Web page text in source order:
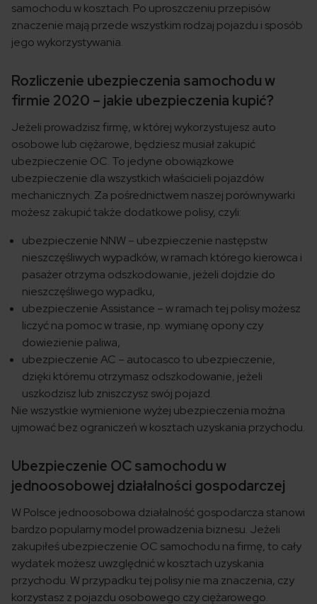
samochodu w kosztach. Po uproszczeniu przepisów
znaczenie mają przede wszystkim rodzaj pojazdu i sposób
jego wykorzystywania.
Rozliczenie ubezpieczenia samochodu w
firmie 2020 – jakie ubezpieczenia kupić?
Jeżeli prowadzisz firmę, w której wykorzystujesz auto
osobowe lub ciężarowe, będziesz musiał zakupić
ubezpieczenie OC. To jedyne obowiązkowe
ubezpieczenie dla wszystkich właścicieli pojazdów
mechanicznych. Za pośrednictwem naszej porównywarki
możesz zakupić także dodatkowe polisy, czyli:
ubezpieczenie NNW – ubezpieczenie następstw
nieszczęśliwych wypadków, w ramach którego kierowca i
pasażer otrzyma odszkodowanie, jeżeli dojdzie do
nieszczęśliwego wypadku,
ubezpieczenie Assistance – w ramach tej polisy możesz
liczyć na pomoc w trasie, np. wymianę opony czy
dowiezienie paliwa,
ubezpieczenie AC – autocasco to ubezpieczenie,
dzięki któremu otrzymasz odszkodowanie, jeżeli
uszkodzisz lub zniszczysz swój pojazd.
Nie wszystkie wymienione wyżej ubezpieczenia można
ujmować bez ograniczeń w kosztach uzyskania przychodu.
Ubezpieczenie OC samochodu w
jednoosobowej działalności gospodarczej
W Polsce jednoosobowa działalność gospodarcza stanowi
bardzo popularny model prowadzenia biznesu. Jeżeli
zakupiłeś ubezpieczenie OC samochodu na firmę, to cały
wydatek możesz uwzględnić w kosztach uzyskania
przychodu. W przypadku tej polisy nie ma znaczenia, czy
korzystasz z pojazdu osobowego czy ciężarowego.